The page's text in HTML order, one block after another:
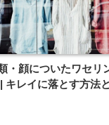
・顔についたワセリ
キレイに落とす方法